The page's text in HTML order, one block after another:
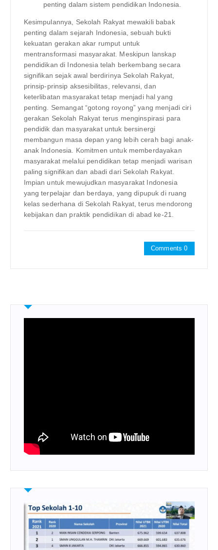
penting dalam sistem pendidikan Indonesia.
Kesimpulannya, Sekolah Rakyat mewakili babak
penting dalam sejarah Indonesia, sebuah bukti
kekuatan gerakan akar rumput untuk
mentransformasi masyarakat. Meskipun lanskap
pendidikan di Indonesia telah berkembang secara
signifikan sejak awal berdirinya Sekolah Rakyat,
prinsip-prinsip aksesibilitas, relevansi, dan
keterlibatan masyarakat tetap menjadi hal yang
penting. Semangat “gotong royong” yang menjadi ciri
gerakan Sekolah Rakyat terus menginspirasi para
pendidik dan masyarakat untuk bersinergi
membangun masa depan yang lebih cerah bagi anak-
anak Indonesia. Komitmen untuk memberdayakan
masyarakat melalui pendidikan tetap menjadi warisan
paling signifikan dan abadi dari Sekolah Rakyat.
Impian untuk mewujudkan masyarakat Indonesia
yang terpelajar dan berdaya, yang dipupuk di ruang
kelas sederhana di Sekolah Rakyat, terus mendorong
kebijakan dan praktik pendidikan di abad ke-21.
Comments 0